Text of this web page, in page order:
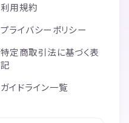
利用規約
プライバシーポリシー
特定商取引法に基づく表
記
ガイドライン一覧